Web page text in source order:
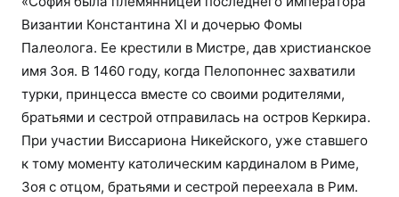
Византии Константина XI и дочерью Фомы
Палеолога. Ее крестили в Мистре, дав христианское
имя Зоя. В 1460 году, когда Пелопоннес захватили
турки, принцесса вместе со своими родителями,
братьями и сестрой отправилась на остров Керкира.
При участии Виссариона Никейского, уже ставшего
к тому моменту католическим кардиналом в Риме,
Зоя с отцом, братьями и сестрой переехала в Рим.